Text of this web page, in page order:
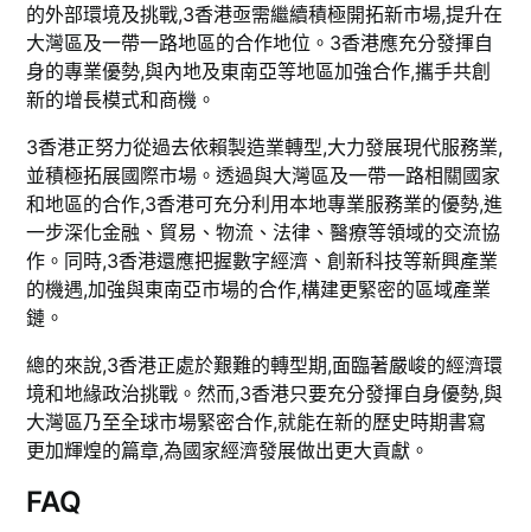
的外部環境及挑戰,3香港亟需繼續積極開拓新市場,提升在
大灣區及一帶一路地區的合作地位。3香港應充分發揮自
身的專業優勢,與內地及東南亞等地區加強合作,攜手共創
新的增長模式和商機。
3香港正努力從過去依賴製造業轉型,大力發展現代服務業,
並積極拓展國際市場。透過與大灣區及一帶一路相關國家
和地區的合作,3香港可充分利用本地專業服務業的優勢,進
一步深化金融、貿易、物流、法律、醫療等領域的交流協
作。同時,3香港還應把握數字經濟、創新科技等新興產業
的機遇,加強與東南亞市場的合作,構建更緊密的區域產業
鏈。
總的來說,3香港正處於艱難的轉型期,面臨著嚴峻的經濟環
境和地緣政治挑戰。然而,3香港只要充分發揮自身優勢,與
大灣區乃至全球市場緊密合作,就能在新的歷史時期書寫
更加輝煌的篇章,為國家經濟發展做出更大貢獻。
FAQ